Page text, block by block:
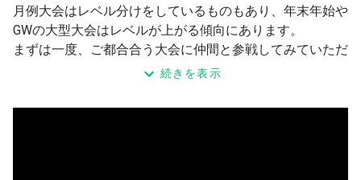
月例大会はレベル分けをしているものもあり、年末年始や
GWの大型大会はレベルが上がる傾向にあります。
まずは一度、ご都合合う大会に仲間と参戦してみていただ
けますと嬉しく思います。
◾️今大会の詳細
続きを表示